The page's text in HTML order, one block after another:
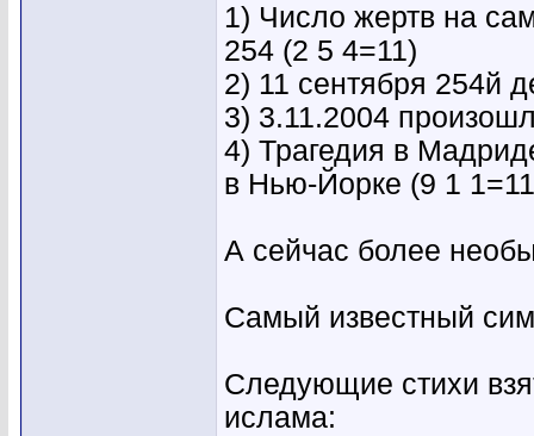
1) Число жертв на
254 (2 5 4=11)
2) 11 сентября 254й
3) 3.11.2004
4) Трагедия в
в Нью-Йорке (9 1
А сейчас более
Самый известный
Следующие стихи
ислама: